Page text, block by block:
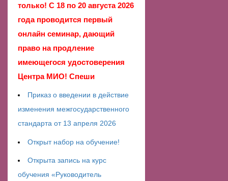
только! С 18 по 20 августа 2026
года проводится первый
онлайн семинар, дающий
право на продление
имеющегося удостоверения
Центра МИО! Спеши
Приказ о введении в действие
изменения межгосударственного
стандарта от 13 апреля 2026
Открыт набор на обучение!
Открыта запись на курс
обучения «Руководитель